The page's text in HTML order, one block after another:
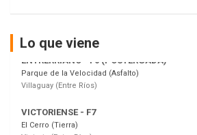
Lo que viene
Parque de la Velocidad (Asfalto)
VICTORIENSE - F7
Victoria (Entre Ríos)